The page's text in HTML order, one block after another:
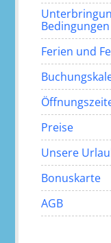
Bedingungen
Ferien und
Preise
Unsere
Bonuskarte
AGB